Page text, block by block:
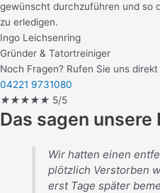
gewünscht durchzuführen und so
zu erledigen.
Ingo Leichsenring
Gründer & Tatortreiniger
Noch Fragen? Rufen Sie uns direkt
04221 9731080
★★★★★ 5/5
Das sagen unsere
Wir hatten einen
plötzlich Verstorben
erst Tage später